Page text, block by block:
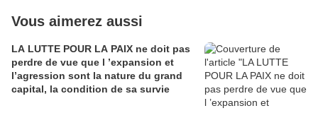
Vous aimerez aussi
LA LUTTE POUR LA PAIX ne doit pas
perdre de vue que l ’expansion et
l’agression sont la nature du grand
capital, la condition de sa survie